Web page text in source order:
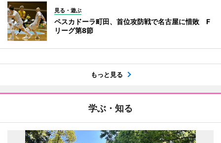
見る・遊ぶ
ペスカドーラ町田、首位攻防戦で名古屋に惜敗 F
リーグ第8節
もっと見る
学ぶ・知る